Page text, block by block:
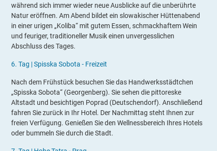
während sich immer wieder neue Ausblicke auf die unberührte
Natur eröffnen. Am Abend bildet ein slowakischer Hüttenabend
in einer urigen „Koliba“ mit gutem Essen, schmackhaftem Wein
und feuriger, traditioneller Musik einen unvergesslichen
Abschluss des Tages.
6. Tag |Spisska Sobota - Freizeit
Nach dem Frühstück besuchen Sie das Handwerksstädtchen
„Spisska Sobota“ (Georgenberg). Sie sehen die pittoreske
Altstadt und besichtigen Poprad (Deutschendorf). Anschließend
fahren Sie zurück in Ihr Hotel. Der Nachmittag steht Ihnen zur
freien Verfügung. Genießen Sie den Wellnessbereich Ihres Hotels
oder bummeln Sie durch die Stadt.